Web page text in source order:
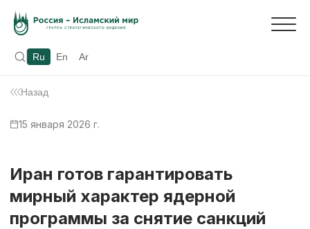
Ru En Ar
Назад
15 января 2026 г.
Иран готов гарантировать
мирный характер ядерной
программы за снятие санкций